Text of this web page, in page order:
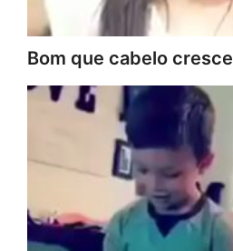
Bom que cabelo cresce